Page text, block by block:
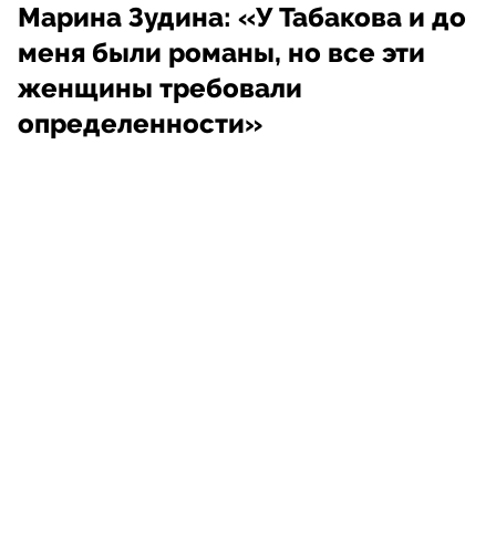
Марина Зудина: «У Табакова и до
меня были романы, но все эти
женщины требовали
определенности»